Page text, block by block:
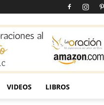
VIDEOS LIBROS